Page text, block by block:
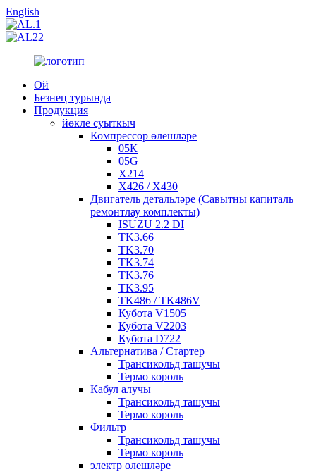
English
Өй
Безнең турында
Продукция
йөкле суыткыч
Компрессор өлешләре
05К
05G
X214
X426 / X430
Двигатель детальләре (Савытны капиталь
ремонтлау комплекты)
ISUZU 2.2 DI
TK3.66
TK3.70
TK3.74
TK3.76
TK3.95
TK486 / TK486V
Кубота V1505
Кубота V2203
Кубота D722
Альтернатива / Стартер
Трансикольд ташучы
Термо король
Кабул алучы
Трансикольд ташучы
Термо король
Фильтр
Трансикольд ташучы
Термо король
электр өлешләре